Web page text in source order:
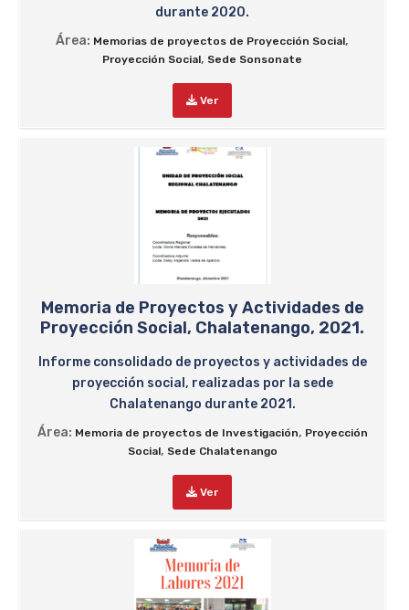
durante 2020.
Área: Memorias de proyectos de Proyección Social,
Proyección Social, Sede Sonsonate
Ver
Memoria de Proyectos y Actividades de
Proyección Social, Chalatenango, 2021.
Informe consolidado de proyectos y actividades de
proyección social, realizadas por la sede
Chalatenango durante 2021.
Área: Memoria de proyectos de Investigación, Proyección
Social, Sede Chalatenango
Ver